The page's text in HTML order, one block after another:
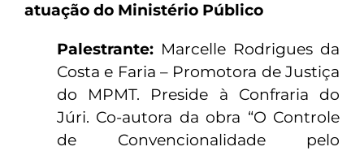
atuação do Ministério Público
Palestrante: Marcelle Rodrigues da
Costa e Faria – Promotora de Justiça
do MPMT. Preside à Confraria do
Júri. Co-autora da obra “O Controle
de Convencionalidade pelo